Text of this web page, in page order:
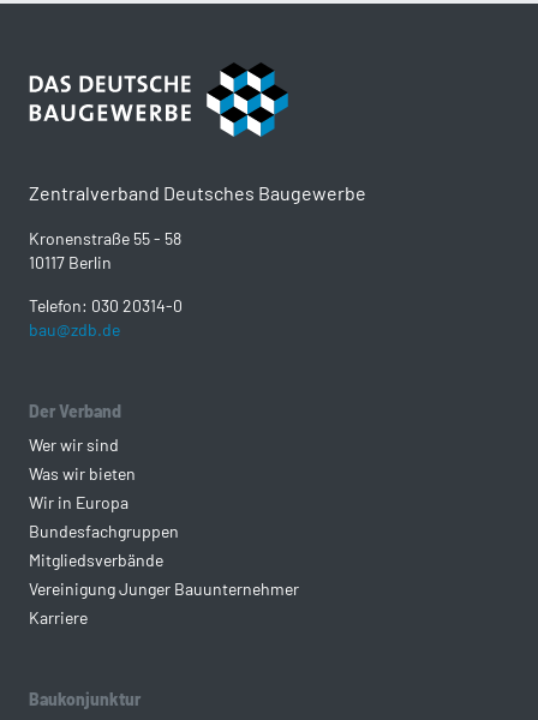
Zentralverband Deutsches Baugewerbe
Kronenstraße 55 - 58
10117 Berlin
Telefon: 030 20314-0
bau@zdb.de
Der Verband
Wer wir sind
Was wir bieten
Wir in Europa
Bundesfachgruppen
Mitgliedsverbände
Vereinigung Junger Bauunternehmer
Karriere
Baukonjunktur